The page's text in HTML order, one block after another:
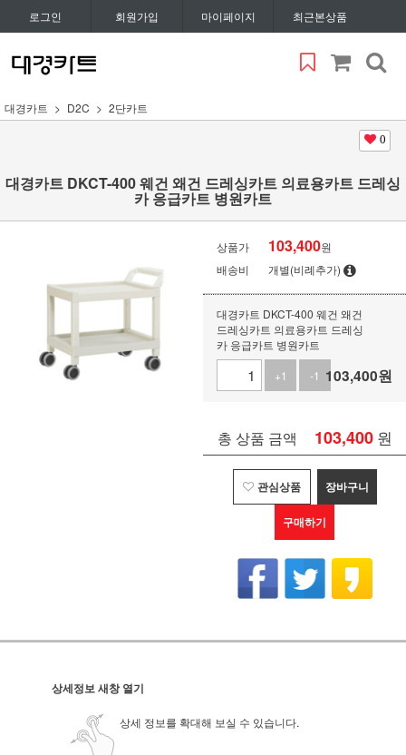
로그인 회원가입 마이페이지 최근본상품
대경카트 D2C 2단카트
0
대경카트 DKCT-400 웨건 왜건 드레싱카트 의료용카트 드레싱
카 응급카트 병원카트
상품가 103,400원
배송비
개별(비례추가)
대경카트 DKCT-400 웨건 왜건
드레싱카트 의료용카트 드레싱
카 응급카트 병원카트
+1
-1 103,400원
총 상품 금액 103,400 원
관심상품 장바구니
구매하기
상세정보 새창 열기
상세 정보를 확대해 보실 수 있습니다.